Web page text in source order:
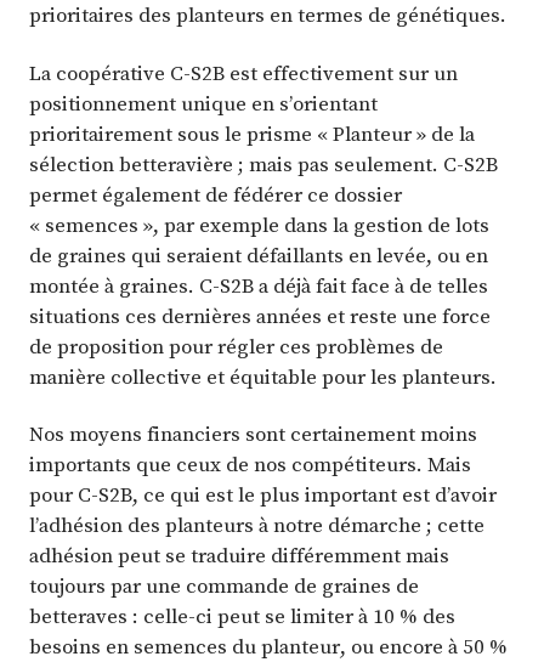
prioritaires des planteurs en termes de génétiques.
La coopérative C-S2B est effectivement sur un
positionnement unique en s’orientant
prioritairement sous le prisme « Planteur » de la
sélection betteravière ; mais pas seulement. C-S2B
permet également de fédérer ce dossier
« semences », par exemple dans la gestion de lots
de graines qui seraient défaillants en levée, ou en
montée à graines. C-S2B a déjà fait face à de telles
situations ces dernières années et reste une force
de proposition pour régler ces problèmes de
manière collective et équitable pour les planteurs.
Nos moyens financiers sont certainement moins
importants que ceux de nos compétiteurs. Mais
pour C-S2B, ce qui est le plus important est d’avoir
l’adhésion des planteurs à notre démarche ; cette
adhésion peut se traduire différemment mais
toujours par une commande de graines de
betteraves : celle-ci peut se limiter à 10 % des
besoins en semences du planteur, ou encore à 50 %